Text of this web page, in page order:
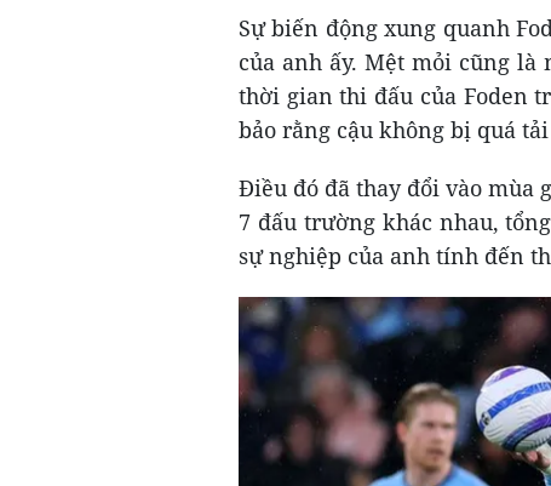
Sự biến động xung quanh
của anh ấy. Mệt mỏi cũng
thời gian thi đấu của Foden
bảo rằng cậu không bị quá
Điều đó đã thay đổi vào mùa
7 đấu trường khác nhau,
sự nghiệp của anh tính đến